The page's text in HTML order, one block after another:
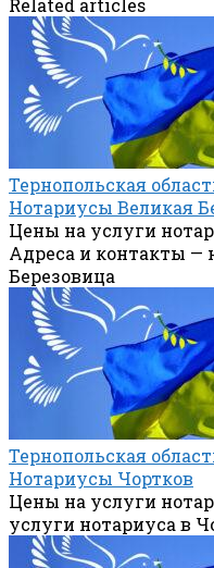
Related articles
Тернопольская
Нотариусы Великая
Цены на услуги
Адреса и контакты —
Березовица
Тернопольская
Нотариусы Чортков
Цены на услуги
услуги нотариуса в